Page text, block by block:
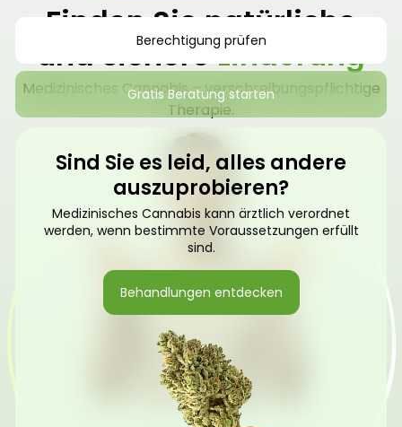
Finden Sie natürliche
und sichereLinderung
Medizinisches Cannabis – verschreibungspflichtige
Therapie.
Berechtigung prüfen
Gratis Beratung starten
Sind Sie es leid, alles andere
auszuprobieren?
Medizinisches Cannabis kann ärztlich verordnet
werden, wenn bestimmte Voraussetzungen erfüllt
sind.
Behandlungen entdecken